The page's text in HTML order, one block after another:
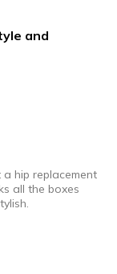
and
hip replacement
all the boxes